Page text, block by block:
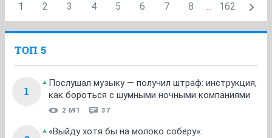
1 2 3 4 5 6 7 8 ... 162
ТОП 5
1
Послушал музыку — получил штраф: инструкция,
как бороться с шумными ночными компаниями
2 691 37
«Выйду хотя бы на молоко соберу»: